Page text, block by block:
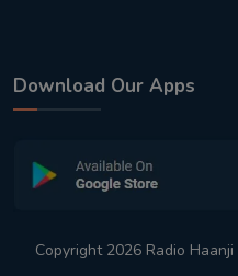
Download Our Apps
Copyright 2026 Radio